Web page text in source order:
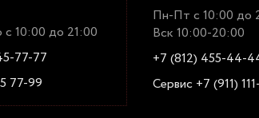
с 10:00 до 21:00
77-77
77-99
Пн-Пт с 10:00 до
Вск 10:00-20:00
+7 (812) 455-44-
Сервис +7 (911)